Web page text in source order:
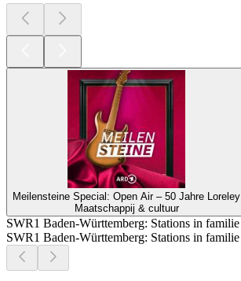
Meilensteine Special: Open Air – 50 Jahre Loreley
Maatschappij & cultuur
SWR1 Baden-Württemberg: Stations in familie
SWR1 Baden-Württemberg: Stations in familie